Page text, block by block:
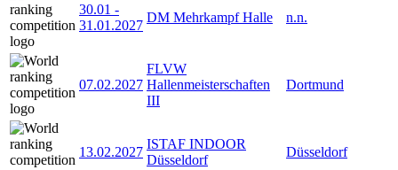
30.01 -
31.01.2027
DM Mehrkampf Halle n.n.
07.02.2027
FLVW
Hallenmeisterschaften
III
Dortmund
13.02.2027
ISTAF INDOOR
Düsseldorf
Düsseldorf